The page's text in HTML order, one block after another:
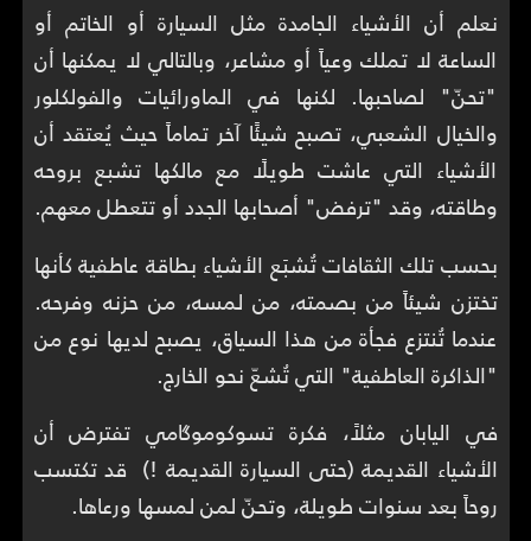
نعلم أن الأشياء الجامدة مثل السيارة أو الخاتم أو
الساعة لا تملك وعياً أو مشاعر، وبالتالي لا يمكنها أن
"تحنّ" لصاحبها. لكنها في الماورائيات والفولكلور
والخيال الشعبي، تصبح شيئًا آخر تماماً حيث يُعتقد أن
الأشياء التي عاشت طويلًا مع مالكها تشبع بروحه
وطاقته، وقد "ترفض" أصحابها الجدد أو تتعطل معهم.
بحسب تلك الثقافات تُشبَع الأشياء بطاقة عاطفية كأنها
تختزن شيئاً من بصمته، من لمسه، من حزنه وفرحه.
عندما تُنتزع فجأة من هذا السياق، يصبح لديها نوع من
"الذاكرة العاطفية" التي تُشعّ نحو الخارج.
في اليابان مثلاً، فكرة تسوكوموگامي تفترض أن
الأشياء القديمة (حتى السيارة القديمة !) قد تكتسب
روحاً بعد سنوات طويلة، وتحنّ لمن لمسها ورعاها.